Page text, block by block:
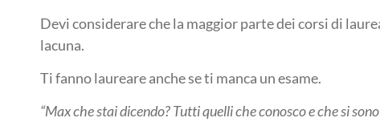
Devi considerare che la maggior parte dei corsi di
lacuna.
Ti fanno laureare anche se ti manca un esame.
“Max che stai dicendo? Tutti quelli che conosco e che si